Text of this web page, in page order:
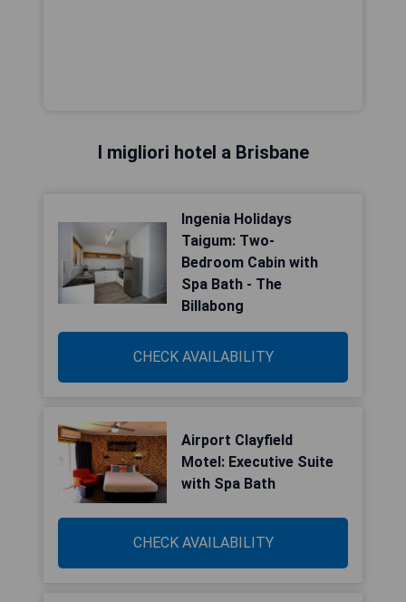
I migliori hotel a Brisbane
Ingenia Holidays
Taigum: Two-
Bedroom Cabin with
Spa Bath - The
Billabong
CHECK AVAILABILITY
Airport Clayfield
Motel: Executive Suite
with Spa Bath
CHECK AVAILABILITY